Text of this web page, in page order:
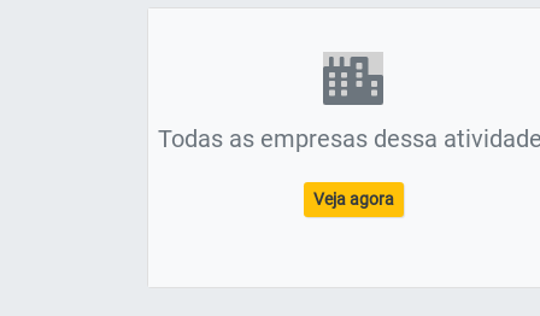
Todas as empresas dessa
Veja agora